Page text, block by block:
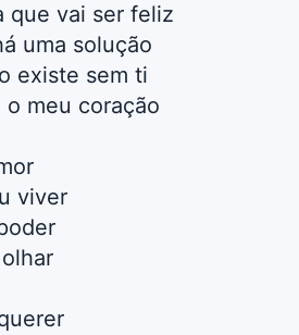
que vai ser feliz
uma solução
existe sem ti
meu coração
viver